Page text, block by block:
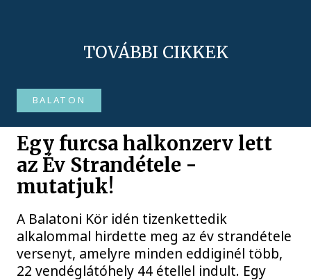
TOVÁBBI CIKKEK
BALATON
Egy furcsa halkonzerv lett
az Év Strandétele -
mutatjuk!
A Balatoni Kör idén tizenkettedik
alkalommal hirdette meg az év strandétele
versenyt, amelyre minden eddiginél több,
22 vendéglátóhely 44 étellel indult. Egy